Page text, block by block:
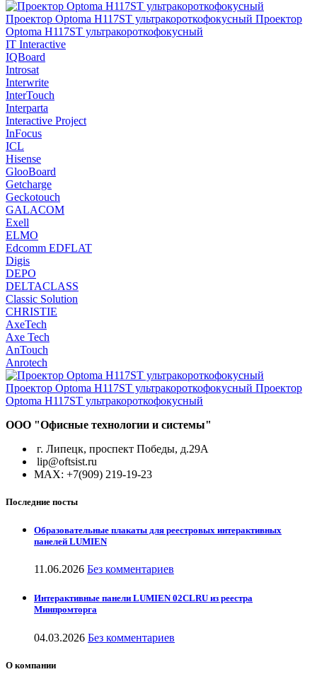
IT Interactive
IQBoard
Introsat
Interwrite
InterTouch
Interparta
Interactive Project
InFocus
ICL
Hisense
GlooBoard
Getcharge
Geckotouch
GALACOM
Exell
ELMO
Edcomm EDFLAT
Digis
DEPO
DELTACLASS
Classic Solution
CHRISTIE
AxeTech
Axe Tech
AnTouch
Anrotech
ООО "Офисные технологии и системы"
г. Липецк, проспект Победы, д.29А
lip@oftsist.ru
МАХ: +7(909) 219-19-23
Последние посты
Образовательные плакаты для реестровых интерактивных
панелей LUMIEN
11.06.2026 Без комментариев
Интерактивные панели LUMIEN 02CLRU из реестра
Минпромторга
04.03.2026 Без комментариев
О компании